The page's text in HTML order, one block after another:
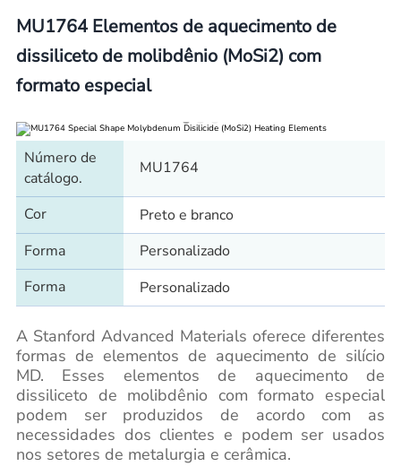
MU1764 Elementos de aquecimento de
dissiliceto de molibdênio (MoSi2) com
formato especial
Número de
catálogo.
MU1764
Cor
Preto e branco
Forma
Personalizado
Forma
Personalizado
A Stanford Advanced Materials oferece diferentes
formas de elementos de aquecimento de silício
MD. Esses elementos de aquecimento de
dissiliceto de molibdênio com formato especial
podem ser produzidos de acordo com as
necessidades dos clientes e podem ser usados
nos setores de metalurgia e cerâmica.